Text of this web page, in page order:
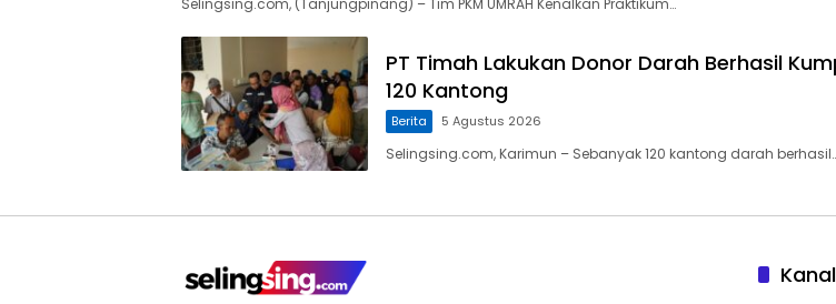
PT Timah Lakukan Donor Darah Berhasil
120 Kantong
Berita 5 Agustus 2026
Selingsing.com, Karimun – Sebanyak 120 kantong darah
Kanal